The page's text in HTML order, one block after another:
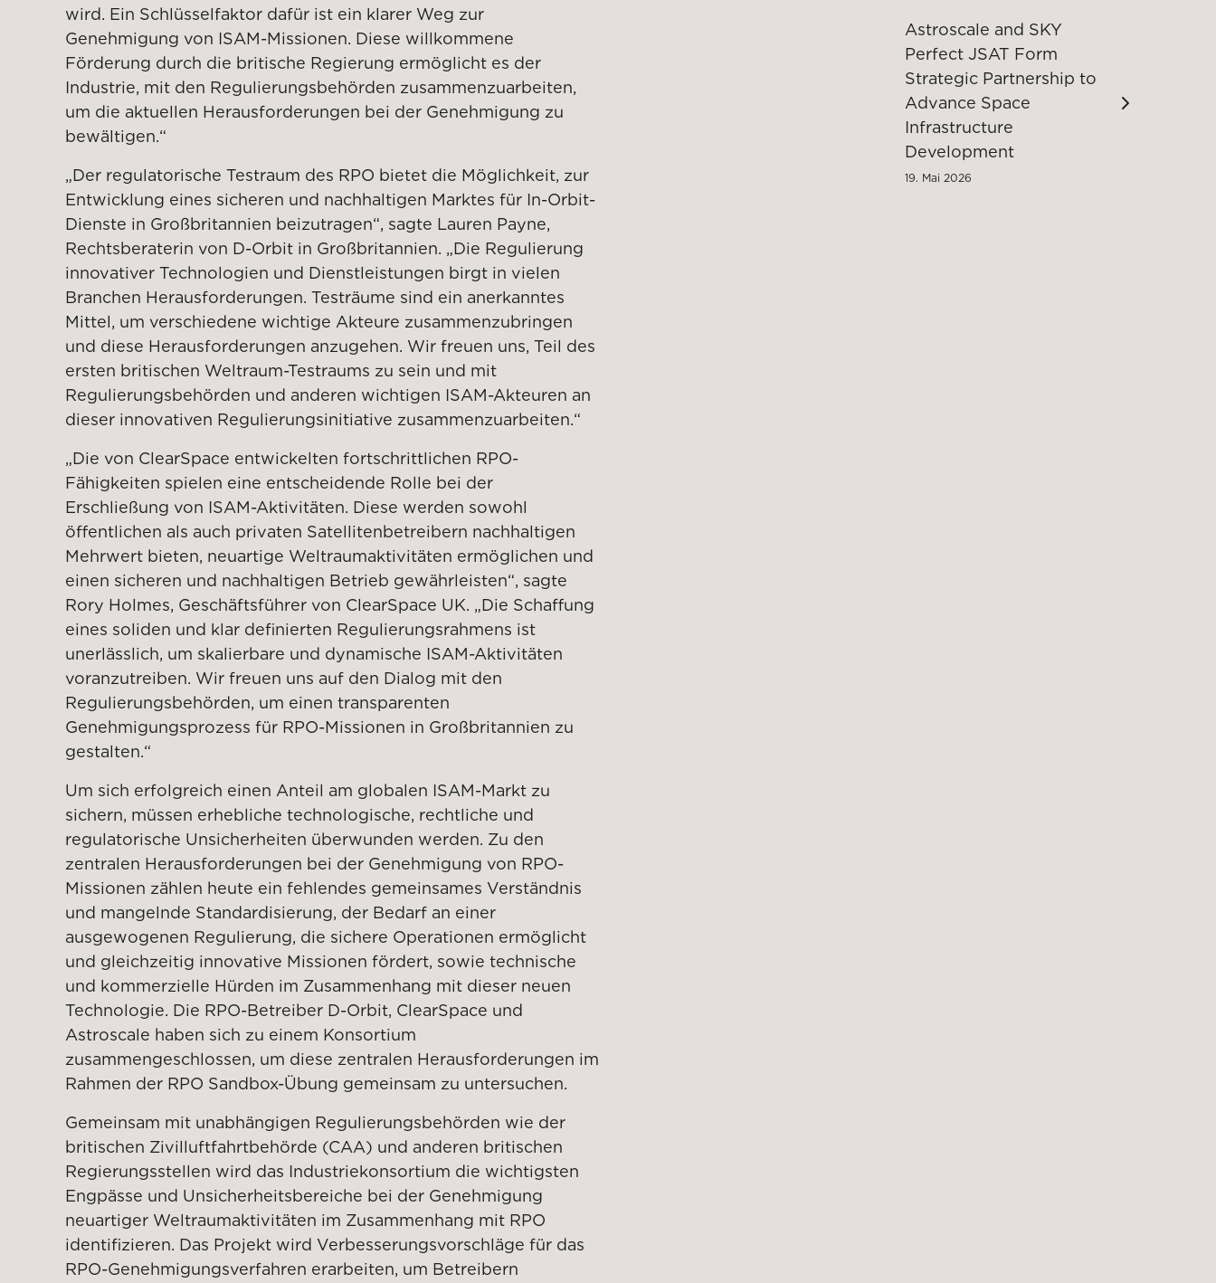
wird. Ein Schlüsselfaktor dafür ist ein klarer Weg zur
Genehmigung von ISAM-Missionen. Diese willkommene
Förderung durch die britische Regierung ermöglicht es der
Industrie, mit den Regulierungsbehörden zusammenzuarbeiten,
um die aktuellen Herausforderungen bei der Genehmigung zu
bewältigen.“
„Der regulatorische Testraum des RPO bietet die Möglichkeit, zur
Entwicklung eines sicheren und nachhaltigen Marktes für In-Orbit-
Dienste in Großbritannien beizutragen“, sagte Lauren Payne,
Rechtsberaterin von D-Orbit in Großbritannien. „Die Regulierung
innovativer Technologien und Dienstleistungen birgt in vielen
Branchen Herausforderungen. Testräume sind ein anerkanntes
Mittel, um verschiedene wichtige Akteure zusammenzubringen
und diese Herausforderungen anzugehen. Wir freuen uns, Teil des
ersten britischen Weltraum-Testraums zu sein und mit
Regulierungsbehörden und anderen wichtigen ISAM-Akteuren an
dieser innovativen Regulierungsinitiative zusammenzuarbeiten.“
„Die von ClearSpace entwickelten fortschrittlichen RPO-
Fähigkeiten spielen eine entscheidende Rolle bei der
Erschließung von ISAM-Aktivitäten. Diese werden sowohl
öffentlichen als auch privaten Satellitenbetreibern nachhaltigen
Mehrwert bieten, neuartige Weltraumaktivitäten ermöglichen und
einen sicheren und nachhaltigen Betrieb gewährleisten“, sagte
Rory Holmes, Geschäftsführer von ClearSpace UK. „Die Schaffung
eines soliden und klar definierten Regulierungsrahmens ist
unerlässlich, um skalierbare und dynamische ISAM-Aktivitäten
voranzutreiben. Wir freuen uns auf den Dialog mit den
Regulierungsbehörden, um einen transparenten
Genehmigungsprozess für RPO-Missionen in Großbritannien zu
gestalten.“
Um sich erfolgreich einen Anteil am globalen ISAM-Markt zu
sichern, müssen erhebliche technologische, rechtliche und
regulatorische Unsicherheiten überwunden werden. Zu den
zentralen Herausforderungen bei der Genehmigung von RPO-
Missionen zählen heute ein fehlendes gemeinsames Verständnis
und mangelnde Standardisierung, der Bedarf an einer
ausgewogenen Regulierung, die sichere Operationen ermöglicht
und gleichzeitig innovative Missionen fördert, sowie technische
und kommerzielle Hürden im Zusammenhang mit dieser neuen
Technologie. Die RPO-Betreiber D-Orbit, ClearSpace und
Astroscale haben sich zu einem Konsortium
zusammengeschlossen, um diese zentralen Herausforderungen im
Rahmen der RPO Sandbox-Übung gemeinsam zu untersuchen.
Gemeinsam mit unabhängigen Regulierungsbehörden wie der
britischen Zivilluftfahrtbehörde (CAA) und anderen britischen
Regierungsstellen wird das Industriekonsortium die wichtigsten
Engpässe und Unsicherheitsbereiche bei der Genehmigung
neuartiger Weltraumaktivitäten im Zusammenhang mit RPO
identifizieren. Das Projekt wird Verbesserungsvorschläge für das
RPO-Genehmigungsverfahren erarbeiten, um Betreibern
Astroscale and SKY
Perfect JSAT Form
Strategic Partnership to
Advance Space
Infrastructure
Development
19. Mai 2026